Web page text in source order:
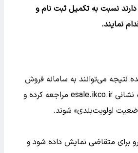
دارند نسبت به تکمیل ثبت نام و
نمایند.
نتیجه می‌توانند به سامانه فروش
اینترنتی ایران‌خودرو به نشانی esale.ikco.ir مراجعه کرده و
اولویت‌بندی» شوند.
برای متقاضی نمایش داده شود و